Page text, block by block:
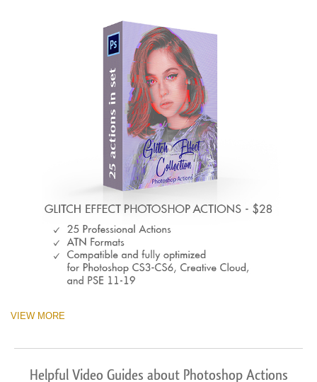
VIEW MORE
Helpful Video Guides about Photoshop Actions